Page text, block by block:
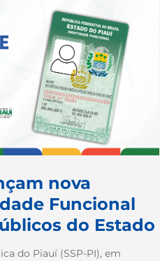
nova
Funcional
do Estado
do Piauí (SSP-PI), em